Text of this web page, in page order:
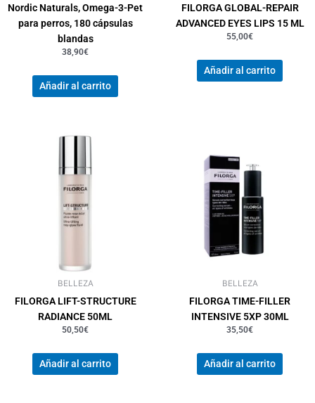
Nordic Naturals, Omega-3-Pet
para perros, 180 cápsulas
blandas
38,90€
Añadir al carrito
FILORGA GLOBAL-REPAIR
ADVANCED EYES LIPS 15 ML
55,00€
Añadir al carrito
BELLEZA
FILORGA LIFT-STRUCTURE
RADIANCE 50ML
50,50€
Añadir al carrito
BELLEZA
FILORGA TIME-FILLER
INTENSIVE 5XP 30ML
35,50€
Añadir al carrito